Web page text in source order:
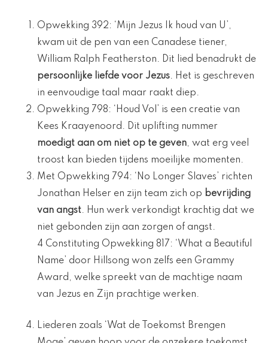
Opwekking 392: ‘Mijn Jezus Ik houd van U’,
kwam uit de pen van een Canadese tiener,
William Ralph Featherston. Dit lied benadrukt de
persoonlijke liefde voor Jezus. Het is geschreven
in eenvoudige taal maar raakt diep.
Opwekking 798: ‘Houd Vol’ is een creatie van
Kees Kraayenoord. Dit uplifting nummer
moedigt aan om niet op te geven, wat erg veel
troost kan bieden tijdens moeilijke momenten.
Met Opwekking 794: ‘No Longer Slaves’ richten
Jonathan Helser en zijn team zich op bevrijding
van angst. Hun werk verkondigt krachtig dat we
niet gebonden zijn aan zorgen of angst.
4 Constituting Opwekking 817: ‘What a Beautiful
Name’ door Hillsong won zelfs een Grammy
Award, welke spreekt van de machtige naam
van Jezus en Zijn prachtige werken.
Liederen zoals ‘Wat de Toekomst Brengen